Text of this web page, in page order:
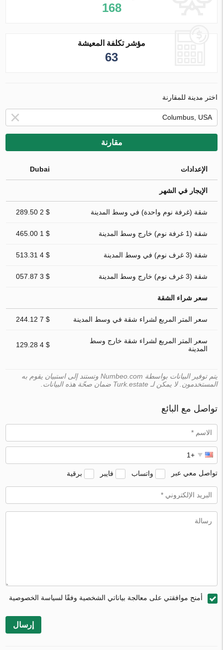
168
مؤشر تكلفة المعيشة
63
اختر مدينة للمقارنة
مقارنة
الإعدادات Dubai
الإيجار في الشهر
شقة (غرفة نوم واحدة) في وسط المدينة $ 2 289.50
شقة (1 غرفة نوم) خارج وسط المدينة $ 1 465.00
شقة (3 غرف نوم) في وسط المدينة $ 4 513.31
شقة (3 غرف نوم) خارج وسط المدينة $ 3 057.87
سعر شراء الشقة
سعر المتر المربع لشراء شقة في وسط المدينة $ 7 244.12
سعر المتر المربع لشراء شقة خارج وسط
المدينة
$ 4 129.28
يتم توفير البيانات بواسطة Numbeo.com وتستند إلى استبيان يقوم به
المستخدمون. لا يمكن لـ Turk.estate ضمان صحّة هذه البيانات.
تواصل مع البائع
تواصل معي عبر واتساب فايبر برقية
أمنح موافقتي على معالجة بياناتي الشخصية وفقًا لسياسة الخصوصية
إرسال